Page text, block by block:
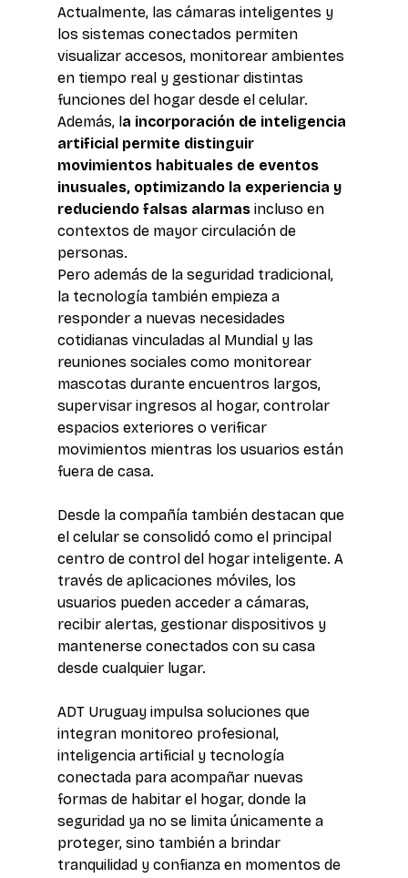
Actualmente, las cámaras inteligentes y
los sistemas conectados permiten
visualizar accesos, monitorear ambientes
en tiempo real y gestionar distintas
funciones del hogar desde el celular.
Además, la incorporación de inteligencia
artificial permite distinguir
movimientos habituales de eventos
inusuales, optimizando la experiencia y
reduciendo falsas alarmas incluso en
contextos de mayor circulación de
personas.
Pero además de la seguridad tradicional,
la tecnología también empieza a
responder a nuevas necesidades
cotidianas vinculadas al Mundial y las
reuniones sociales como monitorear
mascotas durante encuentros largos,
supervisar ingresos al hogar, controlar
espacios exteriores o verificar
movimientos mientras los usuarios están
fuera de casa.
Desde la compañía también destacan que
el celular se consolidó como el principal
centro de control del hogar inteligente. A
través de aplicaciones móviles, los
usuarios pueden acceder a cámaras,
recibir alertas, gestionar dispositivos y
mantenerse conectados con su casa
desde cualquier lugar.
ADT Uruguay impulsa soluciones que
integran monitoreo profesional,
inteligencia artificial y tecnología
conectada para acompañar nuevas
formas de habitar el hogar, donde la
seguridad ya no se limita únicamente a
proteger, sino también a brindar
tranquilidad y confianza en momentos de